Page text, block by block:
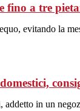
a tre
evitando la
addetto in un